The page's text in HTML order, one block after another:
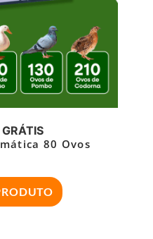
80 Ovos